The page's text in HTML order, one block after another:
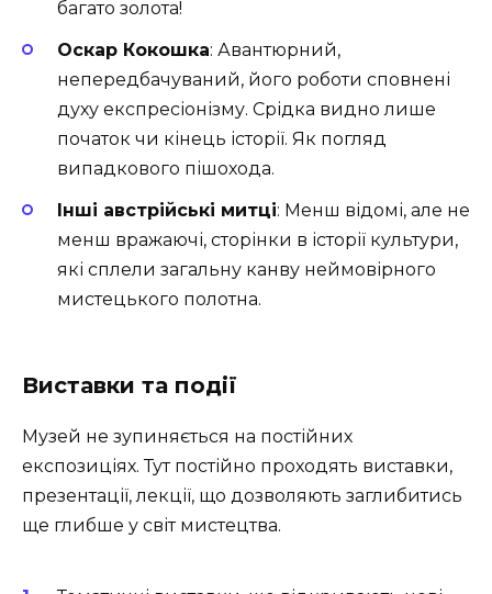
багато золота!
Оскар Кокошка: Авантюрний,
непередбачуваний, його роботи сповнені
духу експресіонізму. Срідка видно лише
початок чи кінець історії. Як погляд
випадкового пішохода.
Інші австрійські митці: Менш відомі, але не
менш вражаючі, сторінки в історії культури,
які сплели загальну канву неймовірного
мистецького полотна.
Виставки та події
Музей не зупиняється на постійних
експозиціях. Тут постійно проходять виставки,
презентації, лекції, що дозволяють заглибитись
ще глибше у світ мистецтва.